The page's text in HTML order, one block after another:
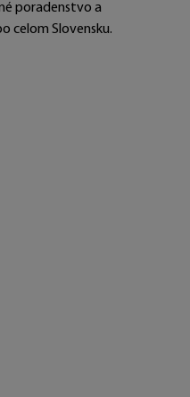
poradenstvo a
celom Slovensku.